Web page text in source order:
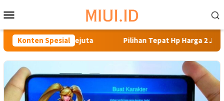
ke
kontenMobile
Konten Spesial
di Bawah Sejuta Pilihan Tepat Hp Harga 2